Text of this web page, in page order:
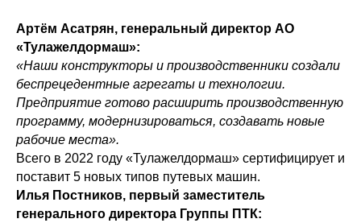
Артём Асатрян, генеральный директор АО
«Тулажелдормаш»:
«Наши конструкторы и производственники создали
беспрецедентные агрегаты и технологии.
Предприятие готово расширить производственную
программу, модернизироваться, создавать новые
рабочие места».
Всего в 2022 году «Тулажелдормаш» сертифицирует и
поставит 5 новых типов путевых машин.
Илья Постников, первый заместитель
генерального директора Группы ПТК: